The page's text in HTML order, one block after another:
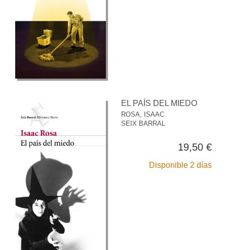
EL PAÍS DEL MIEDO
ROSA, ISAAC
SEIX BARRAL
19,50 €
Disponible 2 días